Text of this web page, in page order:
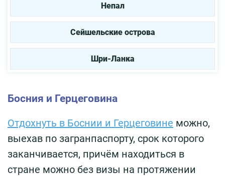
Непал
Сейшельские острова
Шри-Ланка
Босния и Герцеговина
Отдохнуть в Боснии и Герцеговине можно,
выехав по загранпаспорту, срок которого
заканчивается, причём находиться в
стране можно без визы на протяжении